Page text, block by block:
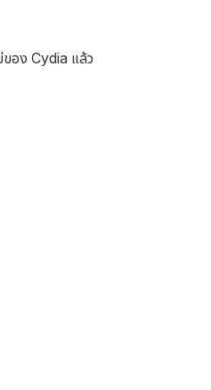
ของ Cydia แล้ว